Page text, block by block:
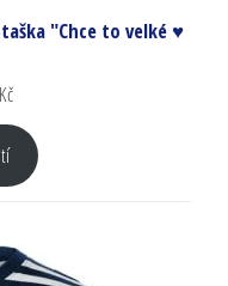
"Chce to velké ♥
Kč